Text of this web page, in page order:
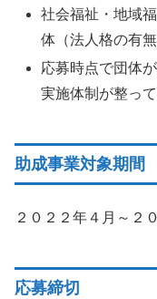
社会福祉・地域
体（法人格の有無
応募時点で団体
実施体制が整っ
助成事業対象期間
２０２２年４月～２
応募締切